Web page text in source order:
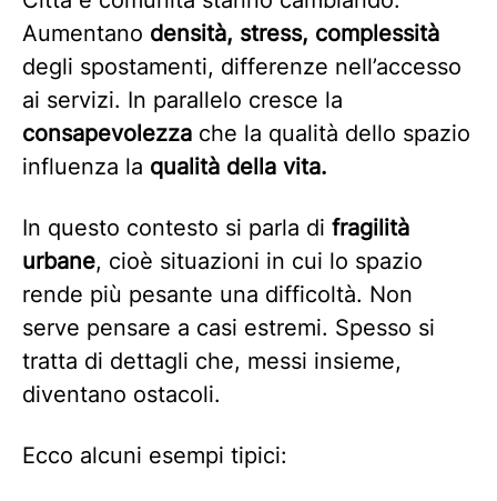
Aumentano densità, stress, complessità
degli spostamenti, differenze nell’accesso
ai servizi. In parallelo cresce la
consapevolezza che la qualità dello spazio
influenza la qualità della vita.
In questo contesto si parla di fragilità
urbane, cioè situazioni in cui lo spazio
rende più pesante una difficoltà. Non
serve pensare a casi estremi. Spesso si
tratta di dettagli che, messi insieme,
diventano ostacoli.
Ecco alcuni esempi tipici: